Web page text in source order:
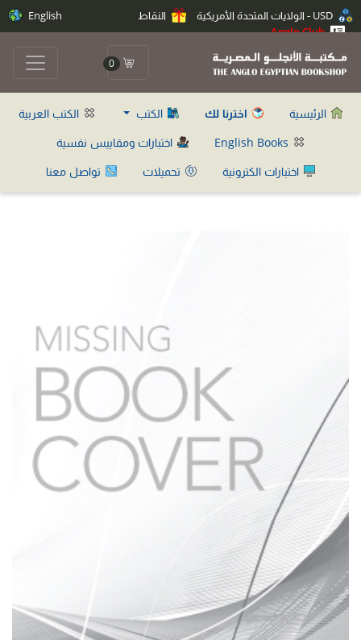
النقاط
Anglo Club
English
0
الرئيسية اخترنا لك الكتب
الكتب العربية
اختبارات ومقاييس نفسية
اختبارات الكترونية
تحميلات تواصل معنا